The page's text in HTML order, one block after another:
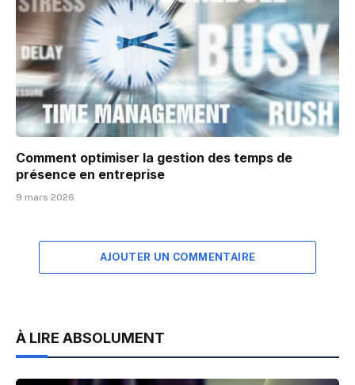
Comment optimiser la gestion des temps de
présence en entreprise
9 mars 2026
AJOUTER UN COMMENTAIRE
À LIRE ABSOLUMENT